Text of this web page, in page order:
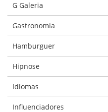
G Galeria
Gastronomia
Hamburguer
Hipnose
Idiomas
Influenciadores